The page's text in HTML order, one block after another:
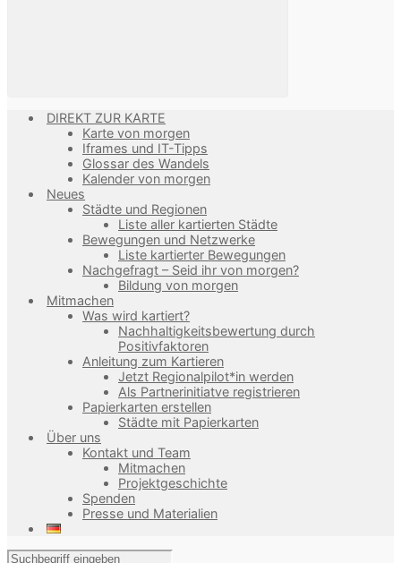
DIREKT ZUR KARTE
Karte von morgen
Iframes und IT-Tipps
Glossar des Wandels
Kalender von morgen
Neues
Städte und Regionen
Liste aller kartierten Städte
Bewegungen und Netzwerke
Liste kartierter Bewegungen
Nachgefragt – Seid ihr von morgen?
Bildung von morgen
Mitmachen
Was wird kartiert?
Nachhaltigkeitsbewertung durch
Positivfaktoren
Anleitung zum Kartieren
Jetzt Regionalpilot*in werden
Als Partnerinitiatve registrieren
Papierkarten erstellen
Städte mit Papierkarten
Über uns
Kontakt und Team
Mitmachen
Projektgeschichte
Spenden
Presse und Materialien